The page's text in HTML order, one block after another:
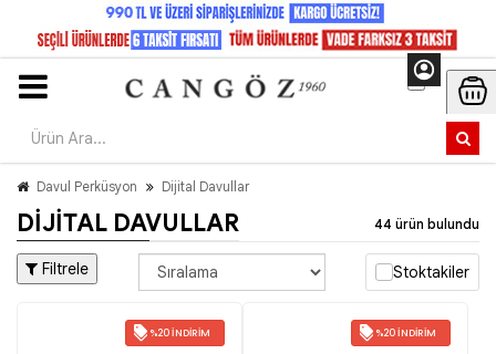
Davul Perküsyon Dijital Davullar
DIJITAL DAVULLAR 44 ürün bulundu
Filtrele Stoktakiler
%20 İNDIRIM %20 İNDIRIM